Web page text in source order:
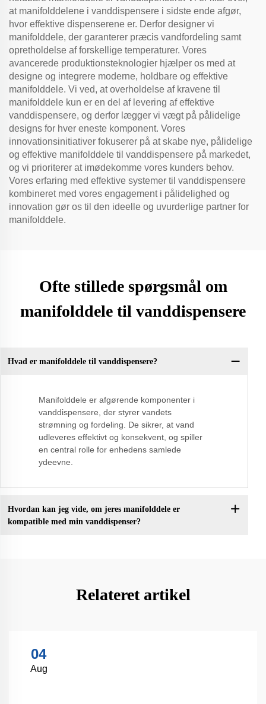
at manifolddelene i vanddispensere i sidste ende afgør,
hvor effektive dispenserene er. Derfor designer vi
manifolddele, der garanterer præcis vandfordeling samt
opretholdelse af forskellige temperaturer. Vores
avancerede produktionsteknologier hjælper os med at
designe og integrere moderne, holdbare og effektive
manifolddele. Vi ved, at overholdelse af kravene til
manifolddele kun er en del af levering af effektive
vanddispensere, og derfor lægger vi vægt på pålidelige
designs for hver eneste komponent. Vores
innovationsinitiativer fokuserer på at skabe nye, pålidelige
og effektive manifolddele til vanddispensere på markedet,
og vi prioriterer at imødekomme vores kunders behov.
Vores erfaring med effektive systemer til vanddispensere
kombineret med vores engagement i pålidelighed og
innovation gør os til den ideelle og uvurderlige partner for
manifolddele.
Ofte stillede spørgsmål om
manifolddele til vanddispensere
Hvad er manifolddele til vanddispensere?
Manifolddele er afgørende komponenter i
vanddispensere, der styrer vandets
strømning og fordeling. De sikrer, at vand
udleveres effektivt og konsekvent, og spiller
en central rolle for enhedens samlede
ydeevne.
Hvordan kan jeg vide, om jeres manifolddele er
kompatible med min vanddispenser?
Relateret artikel
04
Aug